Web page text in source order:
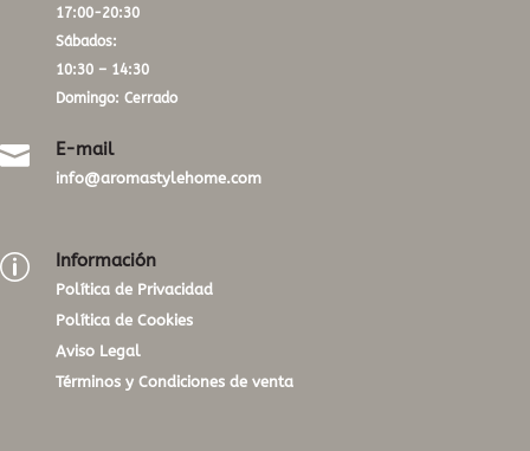
17:00-20:30
Sábados:
10:30 – 14:30
Domingo: Cerrado
 E-mail
info@aromastylehome.com
p Información
Política de Privacidad
Política de Cookies
Aviso Legal
Términos y Condiciones de venta